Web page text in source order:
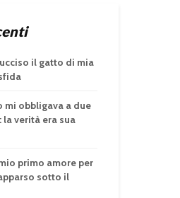
il gatto di mia
mi obbligava a due
verità era sua
primo amore per
sotto il